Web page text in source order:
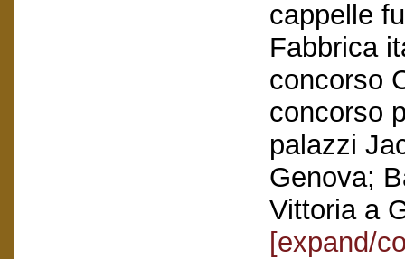
cappelle
Fabbrica
concorso
concorso
palazzi
Genova;
Vittoria a
[expand/